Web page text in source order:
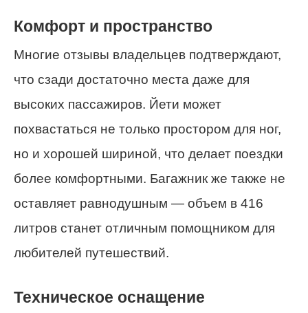
Комфорт и пространство
Многие отзывы владельцев подтверждают,
что сзади достаточно места даже для
высоких пассажиров. Йети может
похвастаться не только простором для ног,
но и хорошей шириной, что делает поездки
более комфортными. Багажник же также не
оставляет равнодушным — объем в 416
литров станет отличным помощником для
любителей путешествий.
Техническое оснащение